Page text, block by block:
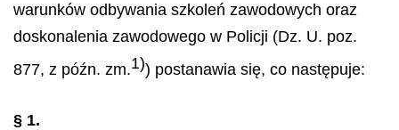
warunków odbywania szkoleń zawodowych oraz
doskonalenia zawodowego w Policji (Dz. U. poz.
877, z późn. zm.1)) postanawia się, co następuje:
§ 1.